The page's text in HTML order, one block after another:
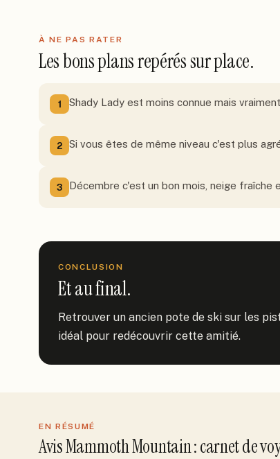
À NE PAS RATER
Les bons plans repérés sur place.
1 Shady Lady est moins connue mais
2 Si vous êtes de même niveau c'est plus
3 Décembre c'est un bon mois, neige fraîche
CONCLUSION
Et au final.
Retrouver un ancien pote de ski sur les
idéal pour redécouvrir cette amitié.
EN RÉSUMÉ
AvisMammoth Mountain: carnet de